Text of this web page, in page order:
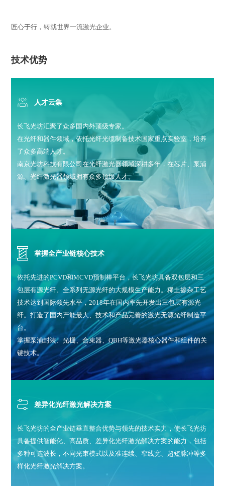
匠心于行，铸就世界一流激光企业。
技术优势
人才云集
长飞光坊汇聚了众多国内外顶级专家。
在光纤和器件领域，依托光纤光缆制备技术国家重点实验室，培养
了众多高端人才。
南京光坊科技有限公司在光纤激光器领域深耕多年，在芯片、泵浦
源、光纤激光器领域拥有众多顶级人才。
掌握全产业链核心技术
依托先进的PCVD和MCVD预制棒平台，长飞光坊具备双包层和三
包层有源光纤、全系列无源光纤的大规模生产能力。稀土掺杂工艺
技术达到国际领先水平，2018年在国内率先开发出三包层有源光
纤。打造了国内产能最大、技术和产品完善的激光无源光纤制造平
台。
掌握泵浦封装、光栅、合束器、QBH等激光器核心器件和组件的关
键技术。
差异化光纤激光解决方案
长飞光坊的全产业链垂直整合优势与领先的技术实力，使长飞光坊
具备提供智能化、高品质、差异化光纤激光解决方案的能力，包括
多种可选波长，不同光束模式以及准连续、窄线宽、超短脉冲等多
样化光纤激光解决方案。